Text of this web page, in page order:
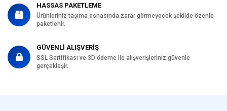
HASSAS PAKETLEME
Ürünleriniz taşıma esnasında zarar görmeyecek şekilde özenle
paketlenir.
GÜVENLİ ALIŞVERİŞ
SSL Sertifikası ve 3D ödeme ile alışverişleriniz güvenle
gerçekleşir.